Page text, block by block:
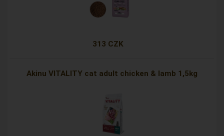
313 CZK
Akinu VITALITY cat adult chicken & lamb 1,5kg